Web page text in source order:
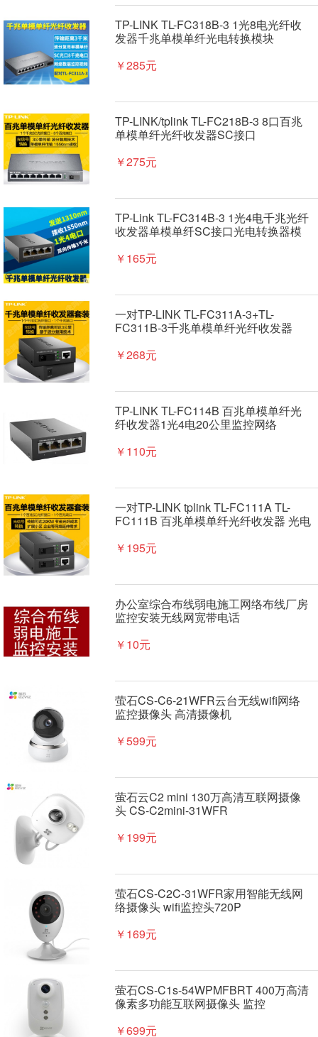
TP-LINK TL-FC318B-3 1光8电光纤收
发器千兆单模单纤光电转换模块
￥285元
TP-LINK/tplink TL-FC218B-3 8口百兆
单模单纤光纤收发器SC接口
￥275元
TP-Link TL-FC314B-3 1光4电千兆光纤
收发器单模单纤SC接口光电转换器模
￥165元
一对TP-LINK TL-FC311A-3+TL-
FC311B-3千兆单模单纤光纤收发器
￥268元
TP-LINK TL-FC114B 百兆单模单纤光
纤收发器1光4电20公里监控网络
￥110元
一对TP-LINK tplink TL-FC111A TL-
FC111B 百兆单模单纤光纤收发器 光电
￥195元
办公室综合布线弱电施工网络布线厂房
监控安装无线网宽带电话
￥10元
萤石CS-C6-21WFR云台无线wifi网络
监控摄像头 高清摄像机
￥599元
萤石云C2 mini 130万高清互联网摄像
头 CS-C2mini-31WFR
￥199元
萤石CS-C2C-31WFR家用智能无线网
络摄像头 wifi监控头720P
￥169元
萤石CS-C1s-54WPMFBRT 400万高清
像素多功能互联网摄像头 监控
￥699元